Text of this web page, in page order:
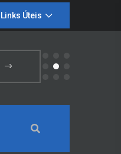
Links Úteis